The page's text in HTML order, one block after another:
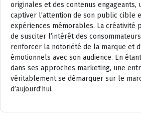
originales et des contenus
captiver l’attention de son public cible
expériences mémorables. La créativité
de susciter l’intérêt des
renforcer la notoriété de la marque et
émotionnels avec son audience. En
dans ses approches marketing, une
véritablement se démarquer sur le
d’aujourd’hui.